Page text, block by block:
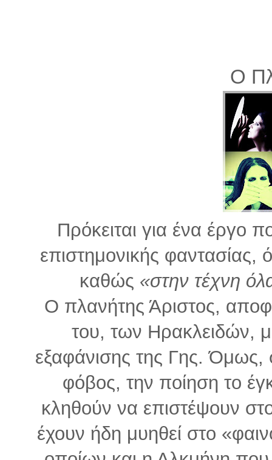
Ο
Πρόκειται για ένα έργο
επιστημονικής φαντασίας,
καθώς «στην τέχνη
Ο πλανήτης Άριστος,
του, των Ηρακλειδών,
εξαφάνισης της Γης. Όμως,
φόβος, την ποίηση το
κληθούν να επιστέψουν
έχουν ήδη μυηθεί στο